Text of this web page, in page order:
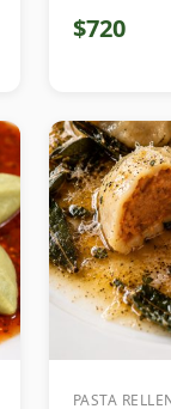
$720
PASTA